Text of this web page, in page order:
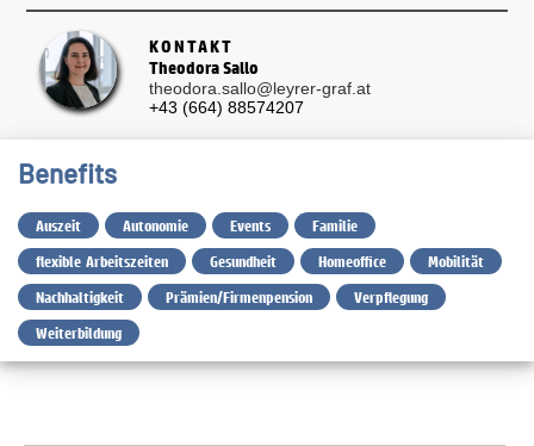
KONTAKT
Theodora Sallo
theodora.sallo@leyrer-graf.at
+43 (664) 88574207
Benefits
Auszeit Autonomie Events
Familie
flexible Arbeitszeiten
Gesundheit Homeoffice
Mobilität
Nachhaltigkeit
Prämien/Firmenpension
Verpflegung
Weiterbildung